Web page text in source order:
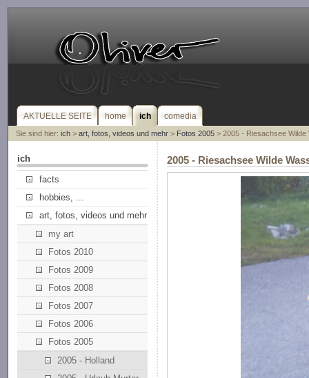
AKTUELLE SEITE home ich comedia
Sie sind hier: ich> art, fotos, videos und mehr> Fotos 2005> 2005 - Riesachsee Wilde
ich
facts
hobbies, ...
art, fotos, videos und mehr
my art
Fotos 2010
Fotos 2009
Fotos 2008
Fotos 2007
Fotos 2006
Fotos 2005
2005 - Holland
2005 - Riesachsee Wilde